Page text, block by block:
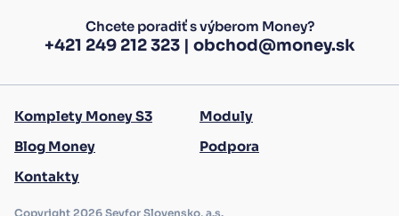
Chcete poradiť s výberom Money?
+421 249 212 323| obchod@money.sk
Komplety Money S3
Moduly
Blog Money
Podpora
Kontakty
Copyright 2026 Seyfor Slovensko, a.s.